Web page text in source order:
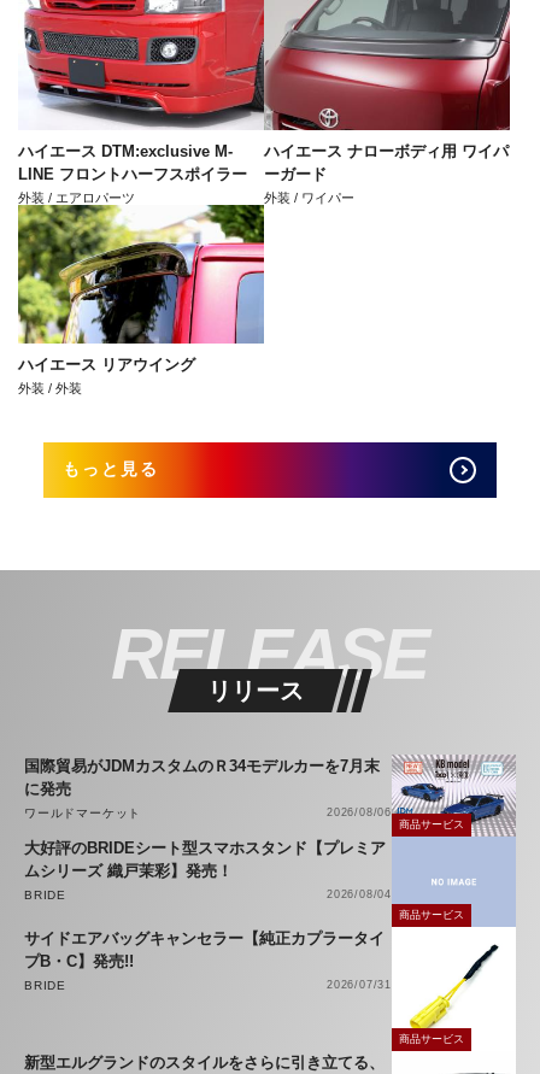
ハイエース DTM:exclusive M-
LINE フロントハーフスポイラー
外装 / エアロパーツ
ハイエース ナローボディ用 ワイパ
ーガード
外装 / ワイパー
ハイエース リアウイング
外装 / 外装
もっと見る
RELEASE
リリース
国際貿易がJDMカスタムのＲ34モデルカーを7月末
に発売
ワールドマーケット
2026/08/06
商品サービス
大好評のBRIDEシート型スマホスタンド【プレミア
ムシリーズ 織戸茉彩】発売！
BRIDE
2026/08/04
商品サービス
サイドエアバッグキャンセラー【純正カプラータイ
プB・C】発売!!
BRIDE 2026/07/31
商品サービス
新型エルグランドのスタイルをさらに引き立てる、